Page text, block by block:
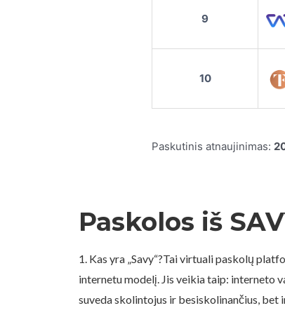
9
10
Paskutinis atnaujinimas:
Paskolos iš
1. Kas yra „Savy“?Tai virtuali paskolų
internetu modelį. Jis veikia taip: interneto
suveda skolintojus ir besiskolinančius, bet